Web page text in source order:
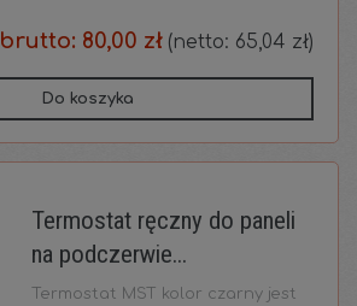
brutto: 80,00 zł (netto: 65,04 zł)
Do koszyka
Termostat ręczny do paneli
na podczerwie...
Termostat MST kolor czarny jest